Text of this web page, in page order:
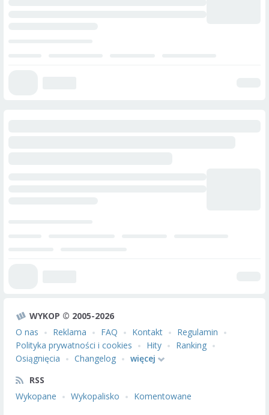
WYKOP © 2005-2026
O nas
Reklama FAQ Kontakt
Regulamin
Polityka prywatności i cookies
Hity
Ranking
Osiągnięcia
Changelog
więcej
RSS
Wykopane
Wykopalisko
Komentowane